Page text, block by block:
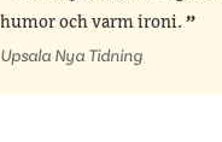
humor och varm ironi.
Upsala Nya Tidning